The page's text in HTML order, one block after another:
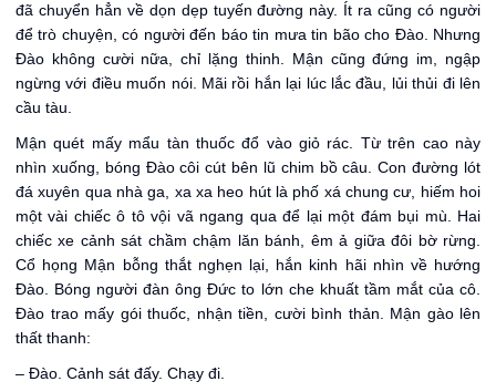
đã chuyển hẳn về dọn dẹp tuyến đường này. Ít ra cũng có người
để trò chuyện, có người đến báo tin mưa tin bão cho Đào. Nhưng
Đào không cười nữa, chỉ lặng thinh. Mận cũng đứng im, ngập
ngừng với điều muốn nói. Mãi rồi hắn lại lúc lắc đầu, lủi thủi đi lên
cầu tàu.
Mận quét mấy mẩu tàn thuốc đổ vào giỏ rác. Từ trên cao này
nhìn xuống, bóng Đào côi cút bên lũ chim bồ câu. Con đường lót
đá xuyên qua nhà ga, xa xa heo hút là phố xá chung cư, hiếm hoi
một vài chiếc ô tô vội vã ngang qua để lại một đám bụi mù. Hai
chiếc xe cảnh sát chầm chậm lăn bánh, êm ả giữa đôi bờ rừng.
Cổ họng Mận bỗng thắt nghẹn lại, hắn kinh hãi nhìn về hướng
Đào. Bóng người đàn ông Đức to lớn che khuất tầm mắt của cô.
Đào trao mấy gói thuốc, nhận tiền, cười bình thản. Mận gào lên
thất thanh:
– Đào. Cảnh sát đấy. Chạy đi.